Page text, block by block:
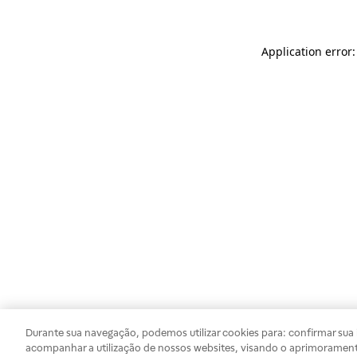
Application
Durante sua navegação, podemos utilizar cookies para: confirmar
acompanhar a utilização de nossos websites, visando o